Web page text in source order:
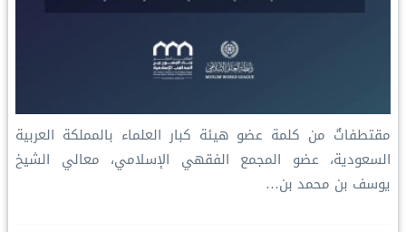
مقتطفاتٌ من كلمة عضو هيئة كبار العلماء بالمملكة العربية
السعودية، عضو المجمع الفقهي الإسلامي، معالي الشيخ
يوسف بن محمد بن…